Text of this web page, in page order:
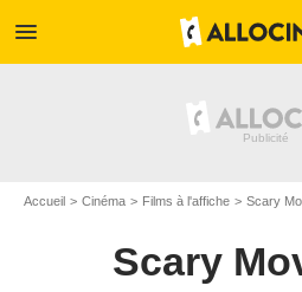
menu
Accueil Cinéma Films à l'affiche Scary
Scary